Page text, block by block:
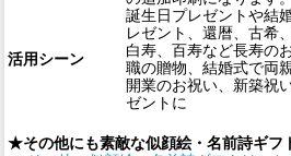
活用シーン
誕生日プレゼントや結
レゼント、還暦、古希
白寿、百寿など長寿の
職の贈物、結婚式で両
開業のお祝い、新築祝
ゼントに
★その他にも素敵な似顔絵・名前詩ギフ